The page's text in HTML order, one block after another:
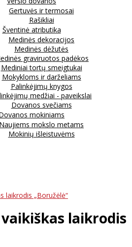
Gertuvės ir termosai
Rašikliai
Šventinė atributika
Medinės dekoracijos
Medinės dėžutės
graviruotos padėkos
Mediniai tortų smeigtukai
Mokykloms ir darželiams
Palinkėjimų knygos
medžiai - paveikslai
Dovanos svečiams
mokiniams
Naujiems mokslo metams
Mokinių išleistuvėms
laikrodis „Boružėlė“
laikrodis